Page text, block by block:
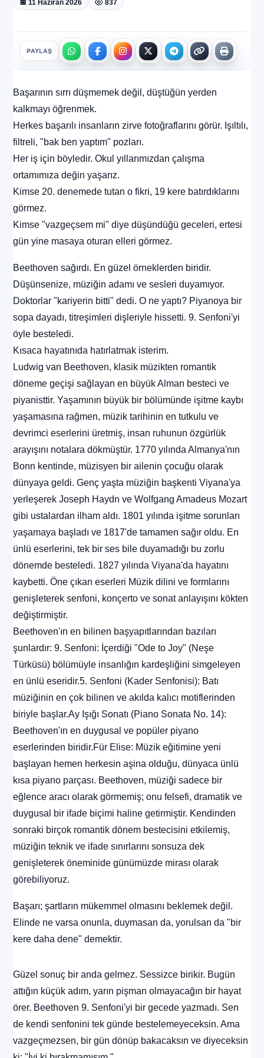
📅 11 Haziran 2026 837
PAYLAŞ
Başarının sırrı düşmemek değil, düştüğün yerden
kalkmayı öğrenmek.
Herkes başarılı insanların zirve fotoğraflarını görür. Işıltılı,
filtreli, "bak ben yaptım" pozları.
Her iş için böyledir. Okul yıllarımızdan çalışma
ortamımıza değin yaşarız.
Kimse 20. denemede tutan o fikri, 19 kere batırdıklarını
görmez.
Kimse "vazgeçsem mi" diye düşündüğü geceleri, ertesi
gün yine masaya oturan elleri görmez.
Beethoven sağırdı. En güzel örneklerden biridir.
Düşünsenize, müziğin adamı ve sesleri duyamıyor.
Doktorlar "kariyerin bitti" dedi. O ne yaptı? Piyanoya bir
sopa dayadı, titreşimleri dişleriyle hissetti. 9. Senfoni'yi
öyle besteledi.
Kısaca hayatınıda hatırlatmak isterim.
Ludwig van Beethoven, klasik müzikten romantik
döneme geçişi sağlayan en büyük Alman besteci ve
piyanisttir. Yaşamının büyük bir bölümünde işitme kaybı
yaşamasına rağmen, müzik tarihinin en tutkulu ve
devrimci eserlerini üretmiş, insan ruhunun özgürlük
arayışını notalara dökmüştür. 1770 yılında Almanya'nın
Bonn kentinde, müzisyen bir ailenin çocuğu olarak
dünyaya geldi. Genç yaşta müziğin başkenti Viyana'ya
yerleşerek Joseph Haydn ve Wolfgang Amadeus Mozart
gibi ustalardan ilham aldı. 1801 yılında işitme sorunları
yaşamaya başladı ve 1817'de tamamen sağır oldu. En
ünlü eserlerini, tek bir ses bile duyamadığı bu zorlu
dönemde besteledi. 1827 yılında Viyana'da hayatını
kaybetti. Öne çıkan eserleri Müzik dilini ve formlarını
genişleterek senfoni, konçerto ve sonat anlayışını kökten
değiştirmiştir.
Beethoven'ın en bilinen başyapıtlarından bazıları
şunlardır: 9. Senfoni: İçerdiği "Ode to Joy" (Neşe
Türküsü) bölümüyle insanlığın kardeşliğini simgeleyen
en ünlü eseridir.5. Senfoni (Kader Senfonisi): Batı
müziğinin en çok bilinen ve akılda kalıcı motiflerinden
biriyle başlar.Ay Işığı Sonatı (Piano Sonata No. 14):
Beethoven'ın en duygusal ve popüler piyano
eserlerinden biridir.Für Elise: Müzik eğitimine yeni
başlayan hemen herkesin aşina olduğu, dünyaca ünlü
kısa piyano parçası. Beethoven, müziği sadece bir
eğlence aracı olarak görmemiş; onu felsefi, dramatik ve
duygusal bir ifade biçimi haline getirmiştir. Kendinden
sonraki birçok romantik dönem bestecisini etkilemiş,
müziğin teknik ve ifade sınırlarını sonsuza dek
genişleterek öneminide günümüzde mirası olarak
görebiliyoruz.
Başarı; şartların mükemmel olmasını beklemek değil.
Elinde ne varsa onunla, duymasan da, yorulsan da "bir
kere daha dene" demektir.
Güzel sonuç bir anda gelmez. Sessizce birikir. Bugün
attığın küçük adım, yarın pişman olmayacağın bir hayat
örer. Beethoven 9. Senfoni'yi bir gecede yazmadı. Sen
de kendi senfonini tek günde bestelemeyeceksin. Ama
vazgeçmezsen, bir gün dönüp bakacaksın ve diyeceksin